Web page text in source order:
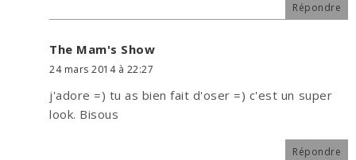
Répondre
The Mam's Show
24 mars 2014 à 22:27
j'adore =) tu as bien fait d'oser =) c'est un super
look. Bisous
Répondre